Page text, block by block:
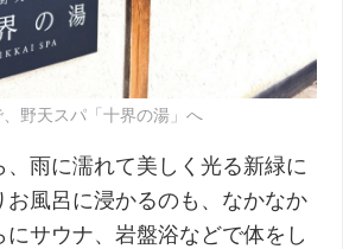
野天スパ「十界の湯」へ
雨に濡れて美しく光る新緑に
お風呂に浸かるのも、なかなか
サウナ、岩盤浴などで体をし